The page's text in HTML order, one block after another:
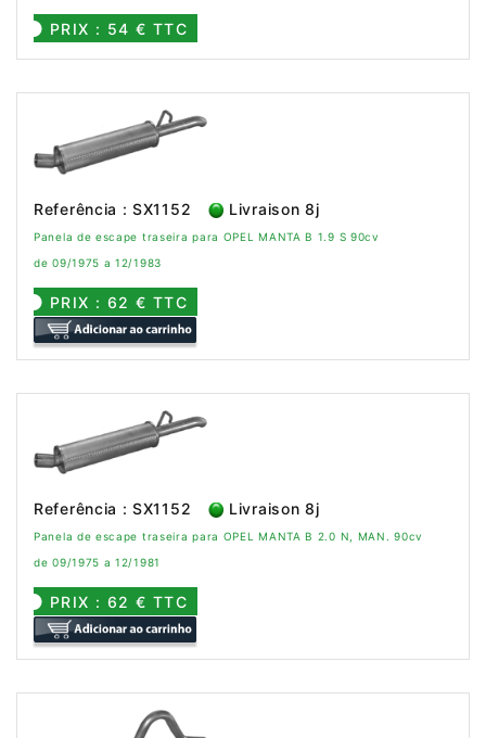
PRIX : 54 € TTC
Referência : SX1152 Livraison 8j
Panela de escape traseira para OPEL MANTA B 1.9 S 90cv
de 09/1975 a 12/1983
PRIX : 62 € TTC
Referência : SX1152 Livraison 8j
Panela de escape traseira para OPEL MANTA B 2.0 N, MAN. 90cv
de 09/1975 a 12/1981
PRIX : 62 € TTC